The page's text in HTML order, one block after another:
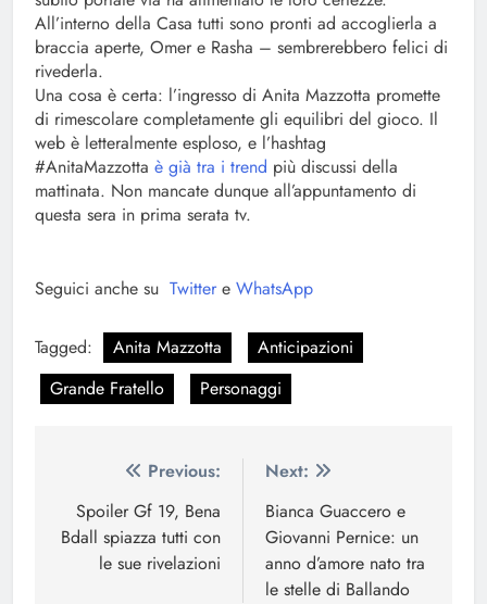
All’interno della Casa tutti sono pronti ad accoglierla a
braccia aperte, Omer e Rasha – sembrerebbero felici di
rivederla.
Una cosa è certa: l’ingresso di Anita Mazzotta promette
di rimescolare completamente gli equilibri del gioco. Il
web è letteralmente esploso, e l’hashtag
#AnitaMazzotta è già tra i trend più discussi della
mattinata. Non mancate dunque all’appuntamento di
questa sera in prima serata tv.
Seguici anche su Twitter e WhatsApp
Tagged: Anita Mazzotta
Anticipazioni
Grande Fratello
Personaggi
Navigazione
articoli
Previous:
Spoiler Gf 19, Bena
Bdall spiazza tutti con
le sue rivelazioni
Next:
Bianca Guaccero e
Giovanni Pernice: un
anno d’amore nato tra
le stelle di Ballando